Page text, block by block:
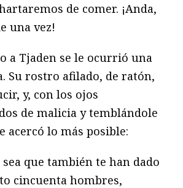
de comer. ¡Anda,
una vez!
a Tjaden se le ocurrió una
Su rostro afilado, de ratón,
y, con los ojos
de malicia y temblándole
acercó lo más posible:
que también te han dado
cincuenta hombres,